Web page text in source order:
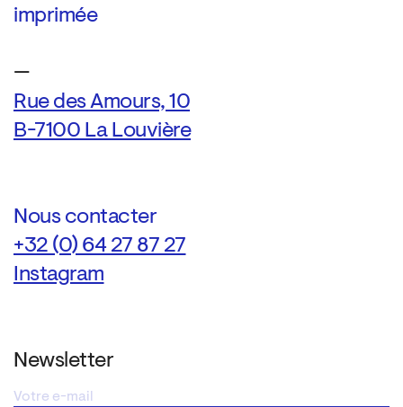
imprimée
—
Rue des Amours, 10
B-7100 La Louvière
Nous contacter
+32 (0) 64 27 87 27
Instagram
Newsletter